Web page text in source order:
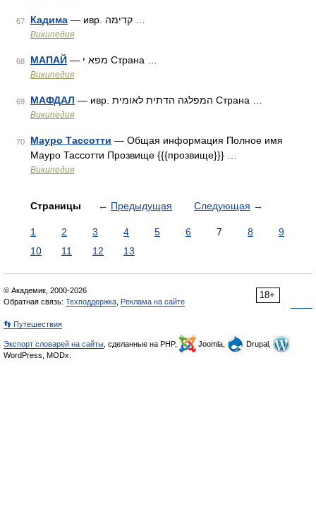
67 Кадима
Википедия
68 МАПАЙ — מפא י Страна …
Википедия
69 МАФДАЛ — ивр. המפלגה הדתית לאומית‎ Страна …
Википедия
70 Мауро Тассотти — Общая информация Полное имя
Мауро Тассотти Прозвище {{{прозвище}}} …
Википедия
Страницы ← Предыдущая Следующая →
1 2 3 4 5 6 7 8
9
10
11 12 13
18+
© Академик, 2000-2026
Обратная связь: Техподдержка Реклама на сайте
👣 Путешествия
Экспорт словарей на сайты , сделанные на PHP, Joomla,
Drupal,
WordPress, MODx.